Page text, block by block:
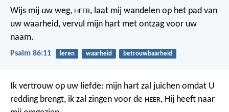
Wijs mij uw weg, HEER, laat mij wandelen op het pad van
uw waarheid, vervul mijn hart met ontzag voor uw
naam.
Psalm 86:11 leren waarheid betrouwbaarheid
Ik vertrouw op uw liefde: mijn hart zal juichen omdat U
redding brengt, ik zal zingen voor de HEER, Hij heeft naar